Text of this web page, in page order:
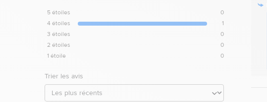
5 étoiles
0
4 étoiles
1
3 étoiles
0
2 étoiles
0
1 étoile 0
Trier les avis